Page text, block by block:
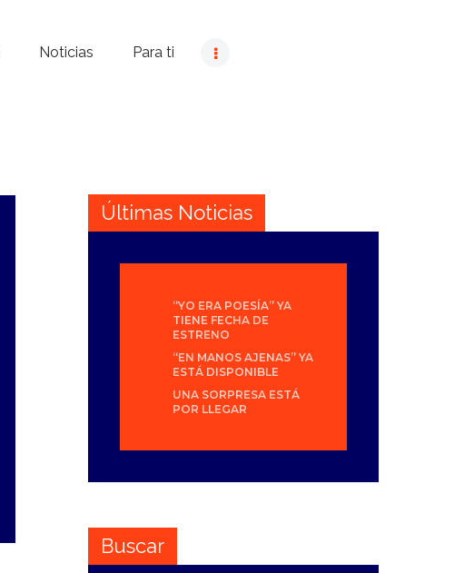
Noticias Para ti
Últimas Noticias
“YO ERA POESÍA” YA
TIENE FECHA DE
ESTRENO
“EN MANOS AJENAS” YA
ESTÁ DISPONIBLE
UNA SORPRESA ESTÁ
POR LLEGAR
Buscar